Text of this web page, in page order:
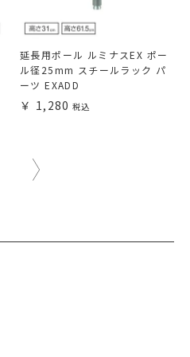
延長用ポール ルミナスEX ポー
ル径25mm スチールラック パ
ーツ EXADD
1,280